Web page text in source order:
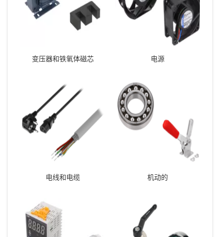
变压器和铁氧体磁芯 电源
电线和电缆 机动的